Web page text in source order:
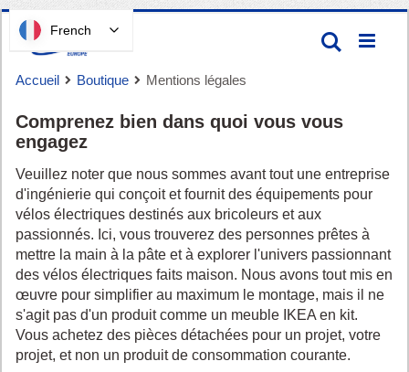
Passer
au
contenu
Panier
Accueil Boutique Mentions légales
Comprenez bien dans quoi vous vous
engagez
Veuillez noter que nous sommes avant tout une entreprise
d'ingénierie qui conçoit et fournit des équipements pour
vélos électriques destinés aux bricoleurs et aux
passionnés. Ici, vous trouverez des personnes prêtes à
mettre la main à la pâte et à explorer l'univers passionnant
des vélos électriques faits maison. Nous avons tout mis en
œuvre pour simplifier au maximum le montage, mais il ne
s'agit pas d'un produit comme un meuble IKEA en kit.
Vous achetez des pièces détachées pour un projet, votre
projet, et non un produit de consommation courante.
French